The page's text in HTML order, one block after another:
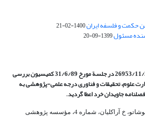
حکمت و فلسفه ایران1400-02-21
1399-09-20
بررسی
علوم، تحقیقات و فناوری درجه علمی‌-پژوهشیبه
جاویدان خرد اعطا گردید.
آدرس : تهــران، خ نوفل لوشاتو، خ آراکلیان، شماره 4،‌ مؤسسه پژوهشی